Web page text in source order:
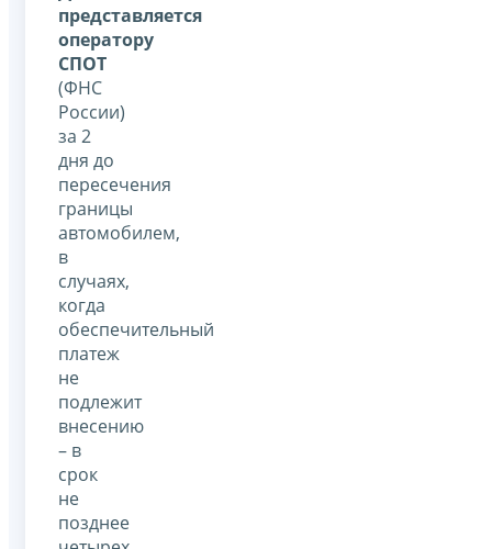
представляется
оператору
СПОТ
(ФНС
России)
за 2
дня до
пересечения
границы
автомобилем,
в
случаях,
когда
обеспечительный
платеж
не
подлежит
внесению
– в
срок
не
позднее